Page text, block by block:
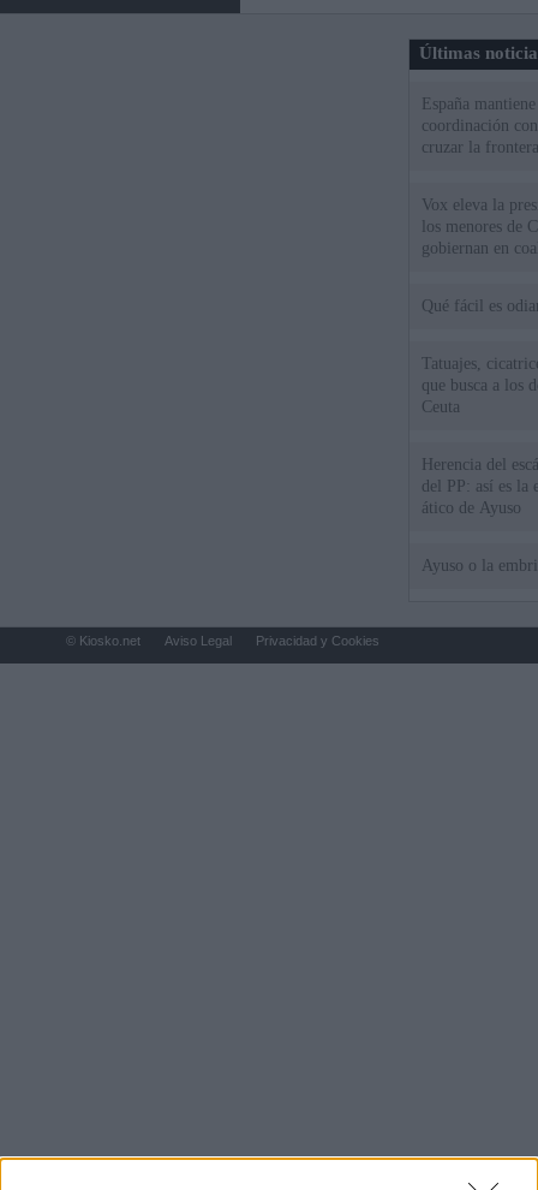
Últimas
España
coordinación
cruzar la
Vox eleva la
los menores de
gobiernan en
Qué fácil es
Tatuajes,
que busca a los
Ceuta
Herencia del
del PP: así es la
ático de Ayuso
Ayuso o la
© Kiosko.net Aviso Legal Privacidad y Cookies